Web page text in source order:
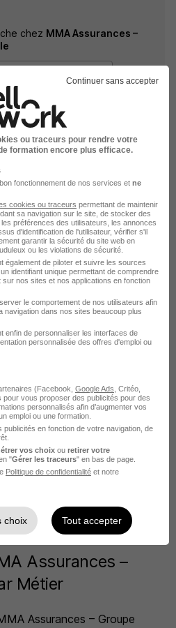
chez MMA Assurances –
Lille
à l’ensemble des
Hellowork.
mon CV visible
Assurances –
Ville
Covéa Paris
Covéa Le Mans
Covéa Lyon
chez MMA Assurances – Groupe
Assurances –
Métier
Assurances – Groupe
Continuer sans accepter
ou traceurs pour rendre votre
formation encore plus efficace.
fonctionnement de nos services et ne
cookies ou traceurs permettant de maintenir
sa navigation sur le site, de stocker des
préférences des utilisateurs, les annonces
d'identification de l'utilisateur, vérifier s'il
garantir la sécurité du site web en
ou les violations de sécurité.
également de piloter et suivre les sources
identifiant unique permettant de comprendre
nos sites et nos applications en fonction
le comportement de nos utilisateurs afin
navigation dans nos sites beaucoup plus
enfin de personnaliser les interfaces de
personnalisée des offres d'emploi ou
(Facebook, Google Ads , Critéo,
vous proposer des publicités pour des
personnalisés afin d’augmenter vos
emploi ou une formation.
en fonction de votre navigation, de
vos choix ou retirer votre
"Gérer les traceurs" en bas de page.
Politique de confidentialité et notre
choix Tout accepter